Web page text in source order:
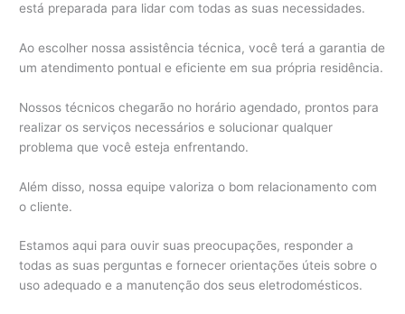
está preparada para lidar com todas as suas necessidades.
Ao escolher nossa assistência técnica, você terá a garantia de
um atendimento pontual e eficiente em sua própria residência.
Nossos técnicos chegarão no horário agendado, prontos para
realizar os serviços necessários e solucionar qualquer
problema que você esteja enfrentando.
Além disso, nossa equipe valoriza o bom relacionamento com
o cliente.
Estamos aqui para ouvir suas preocupações, responder a
todas as suas perguntas e fornecer orientações úteis sobre o
uso adequado e a manutenção dos seus eletrodomésticos.